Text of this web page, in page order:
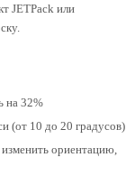
JETPack или
на 32%
(от 10 до 20 градусов)
ориентацию,